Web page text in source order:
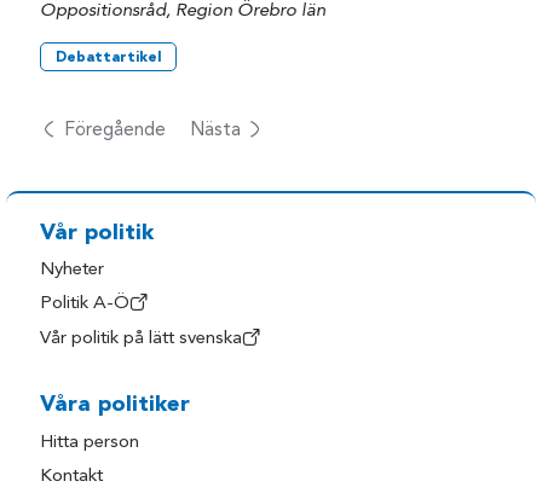
Oppositionsråd, Region Örebro län
Debattartikel
Föregående Nästa
Vår politik
Nyheter
Politik A-Ö
Vår politik på lätt svenska
Våra politiker
Hitta person
Kontakt